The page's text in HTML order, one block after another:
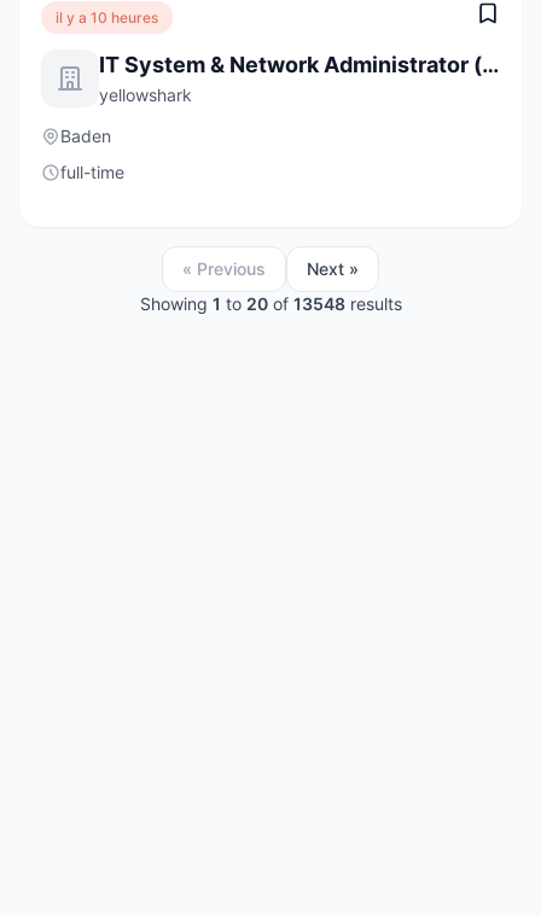
il y a 10 heures
IT System & Network Administrator (m/w) 80-100%
yellowshark
Baden
full-time
« Previous
Next »
Showing 1 to 20of 13548results